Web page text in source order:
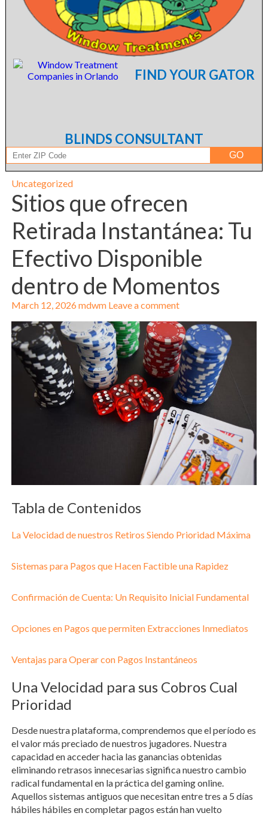
FIND YOUR GATOR
BLINDS CONSULTANT
Uncategorized
Sitios que ofrecen
Retirada Instantánea: Tu
Efectivo Disponible
dentro de Momentos
March 12, 2026mdwm Leave a comment
Tabla de Contenidos
La Velocidad de nuestros Retiros Siendo Prioridad Máxima
Sistemas para Pagos que Hacen Factible una Rapidez
Confirmación de Cuenta: Un Requisito Inicial Fundamental
Opciones en Pagos que permiten Extracciones Inmediatos
Ventajas para Operar con Pagos Instantáneos
Una Velocidad para sus Cobros Cual
Prioridad
Desde nuestra plataforma, comprendemos que el período es
el valor más preciado de nuestros jugadores. Nuestra
capacidad en acceder hacia las ganancias obtenidas
eliminando retrasos innecesarias significa nuestro cambio
radical fundamental en la práctica del gaming online.
Aquellos sistemas antiguos que necesitan entre tres a 5 días
hábiles hábiles en completar pagos están han vuelto